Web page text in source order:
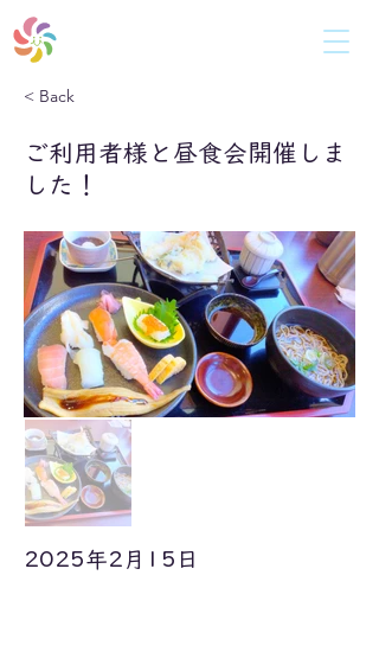
< Back
ご利用者様と昼食会開催しま
した！
2025年2月15日